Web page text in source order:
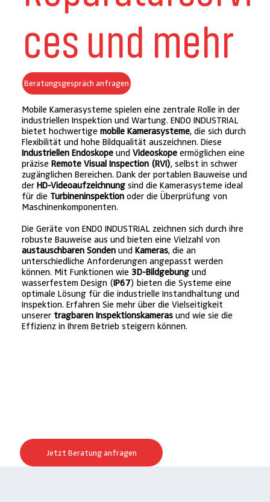
ces und mehr
Mobile Kamerasysteme spielen eine zentrale Rolle in der
industriellen Inspektion und Wartung. ENDO INDUSTRIAL
bietet hochwertige mobile Kamerasysteme, die sich durch
Flexibilität und hohe Bildqualität auszeichnen. Diese
Industriellen Endoskopeund Videoskopeermöglichen eine
präzise Remote Visual Inspection (RVI), selbst in schwer
zugänglichen Bereichen. Dank der portablen Bauweise und
der HD-Videoaufzeichnungsind die Kamerasysteme ideal
für die Turbineninspektionoder die Überprüfung von
Maschinenkomponenten.
Die Geräte von ENDO INDUSTRIAL zeichnen sich durch ihre
robuste Bauweise aus und bieten eine Vielzahl von
austauschbaren Sondenund Kameras, die an
unterschiedliche Anforderungen angepasst werden
können. Mit Funktionen wie 3D-Bildgebungund
wasserfestem Design (IP67) bieten die Systeme eine
optimale Lösung für die industrielle Instandhaltung und
Inspektion. Erfahren Sie mehr über die Vielseitigkeit
unserer tragbaren Inspektionskamerasund wie sie die
Effizienz in Ihrem Betrieb steigern können.
Beratungsgespräch anfragen
Jetzt Beratung anfragen